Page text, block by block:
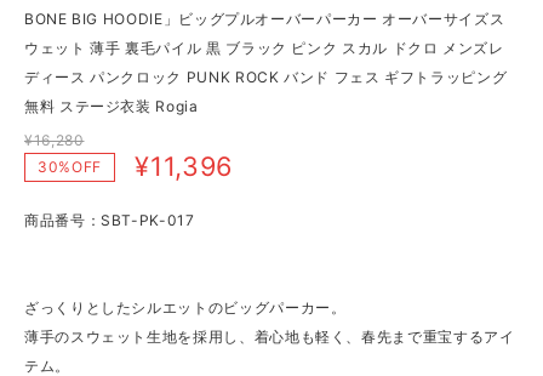
BONE BIG HOODIE」ビッグプルオーバーパーカー オーバーサイズス
ウェット 薄手 裏毛パイル 黒 ブラック ピンク スカル ドクロ メンズレ
ディース パンクロック PUNK ROCK バンド フェス ギフトラッピング
無料 ステージ衣装 Rogia
¥16,280
30%OFF
¥11,396
商品番号：SBT-PK-017
ざっくりとしたシルエットのビッグパーカー。
薄手のスウェット生地を採用し、着心地も軽く、春先まで重宝するアイ
テム。